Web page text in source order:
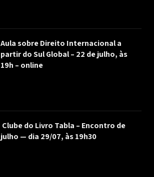
Aula sobre Direito Internacional a
partir do Sul Global – 22 de julho, às
19h – online
Clube do Livro Tabla – Encontro de
julho — dia 29/07, às 19h30